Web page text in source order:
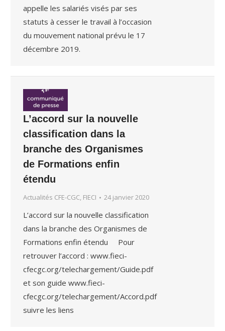
appelle les salariés visés par ses
statuts à cesser le travail à l’occasion
du mouvement national prévu le 17
décembre 2019.
L’accord sur la nouvelle
classification dans la
branche des Organismes
de Formations enfin
étendu
Actualités CFE-CGC, FIECI 24 janvier 2020
L’accord sur la nouvelle classification
dans la branche des Organismes de
Formations enfin étendu Pour
retrouver l’accord : www.fieci-
cfecgc.org/telechargement/Guide.pdf
et son guide www.fieci-
cfecgc.org/telechargement/Accord.pdf
suivre les liens